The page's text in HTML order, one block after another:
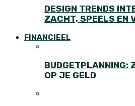
DESIGN TRENDS
ZACHT, SPEELS EN
FINANCIEEL
BUDGETPLANNING:
OP JE GELD